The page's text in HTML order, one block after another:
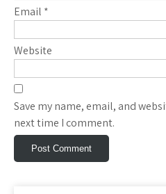
Email *
Website
Save my name, email, and
next time I comment.